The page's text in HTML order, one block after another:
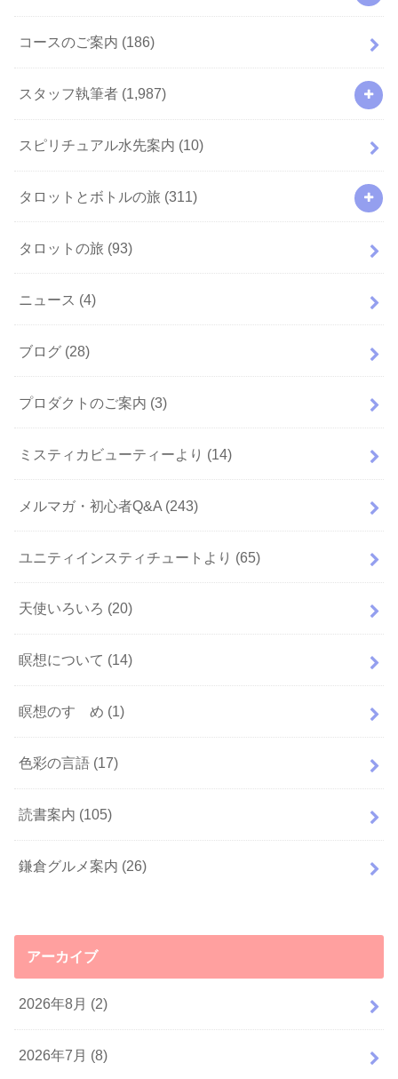
コースのご案内 (186)
スタッフ執筆者 (1,987)
スピリチュアル水先案内 (10)
タロットとボトルの旅 (311)
タロットの旅 (93)
ニュース (4)
ブログ (28)
プロダクトのご案内 (3)
ミスティカビューティーより (14)
メルマガ・初心者Q&A (243)
ユニティインスティチュートより (65)
天使いろいろ (20)
瞑想について (14)
瞑想のすゝめ (1)
色彩の言語 (17)
読書案内 (105)
鎌倉グルメ案内 (26)
アーカイブ
2026年8月 (2)
2026年7月 (8)